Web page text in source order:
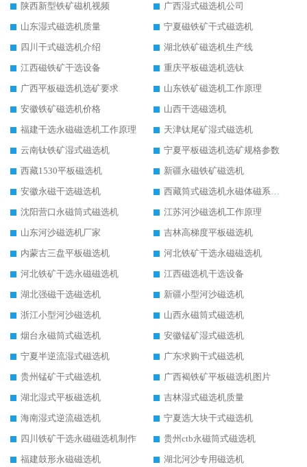
陕西新型铁矿磁机视频
广西湿式磁选机公司
山东湿式磁选机质量
宁夏磁铁矿干式磁选机
四川干式磁选机介绍
湖北铁矿磁选机生产线
江西磁铁矿干选设备
重庆平板磁选机选钛
广西平板磁选机选矿要求
山东铁矿磁选机工作原理
安徽铁矿磁选机价格
山西干选磁选机
福建干选永磁磁选机工作原理
天津钛尾矿湿式磁选机
云南钛铁矿湿式磁选机
宁夏平板磁选机选矿规格参数
西藏1530平板磁选机
新疆永磁铁矿磁选机
安徽永磁干选磁选机
西藏筒式磁选机永磁体磁系设计
沈阳营口永磁筒式磁选机
江苏河沙磁选机工作原理
山东河沙磁选机厂家
吉林高梯度平板磁选机
内蒙古三盘平板磁选机
河北铁矿干选永磁磁选机
河北铁矿干选永磁磁选机
江西磁选机干选设备
湖北强磁干选磁选机
新疆小型河沙磁选机
浙江小型河沙磁选机
山西永磁筒式磁选机
烟台永磁筒式磁选机
安徽锰矿湿式磁选机
宁夏半逆流湿式磁选机
广东求购干式磁选机
贵州锰矿干式磁选机
广西褐铁矿平板磁选机图片
湖北湿式平板磁选机
吉林湿式磁选机质量
海南湿式逆流磁选机
宁夏选大块干式磁选机
四川铁矿干选永磁磁选机制作
贵州ctb永磁筒式磁选机
福建鼓形永磁磁选机
湖北河沙专用磁选机